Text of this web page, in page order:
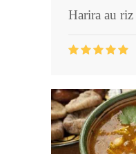
Harira au riz